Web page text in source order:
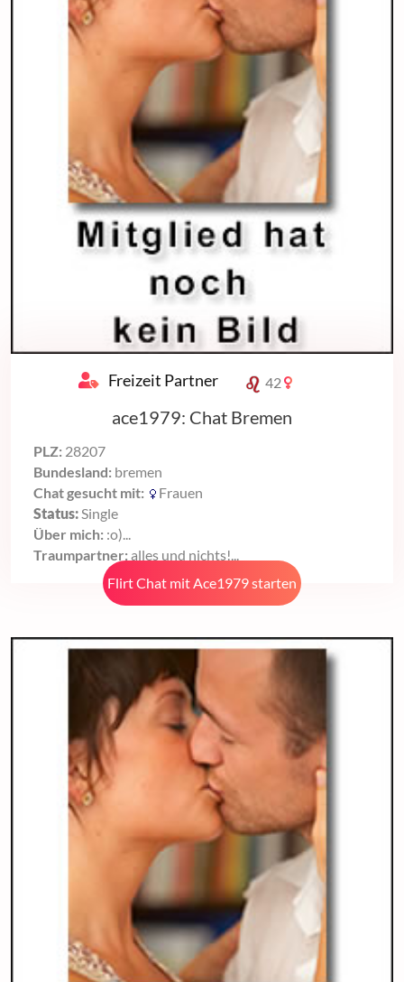
Freizeit Partner 42
ace1979: Chat Bremen
PLZ: 28207
Bundesland: bremen
Chat gesucht mit:
Frauen
Status:Single
Über mich: :o)...
Traumpartner: alles und nichts!...
Flirt Chat mit Ace1979 starten